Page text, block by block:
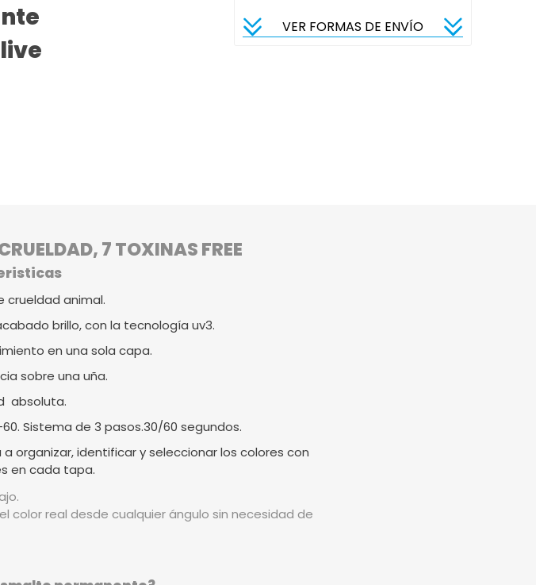
VER FORMAS DE ENVÍO
7 TOXINAS FREE
crueldad animal.
brillo, con la tecnología uv3.
en una sola capa.
sobre una uña.
absoluta.
Sistema de 3 pasos.30/60 segundos.
organizar, identificar y seleccionar los colores con
en cada tapa.
color real desde cualquier ángulo sin necesidad de